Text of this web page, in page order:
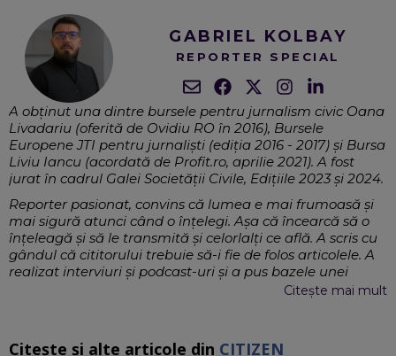
GABRIEL KOLBAY
REPORTER SPECIAL
A obținut una dintre bursele pentru jurnalism civic Oana
Livadariu (oferită de Ovidiu RO în 2016), Bursele
Europene JTI pentru jurnaliști (ediția 2016 - 2017) și Bursa
Liviu Iancu (acordată de Profit.ro, aprilie 2021). A fost
jurat în cadrul Galei Societății Civile, Edițiile 2023 și 2024.
Reporter pasionat, convins că lumea e mai frumoasă și
mai sigură atunci când o înțelegi. Așa că încearcă să o
înțeleagă și să le transmită și celorlalți ce află. A scris cu
gândul că cititorului trebuie să-i fie de folos articolele. A
realizat interviuri și podcast-uri și a pus bazele unei
comunități online în care oamenii să afle cum își pot
multe despre lucrurile complexe, cum ar fi sectorul
Citește mai mult
Citește și alte articole din CITIZEN